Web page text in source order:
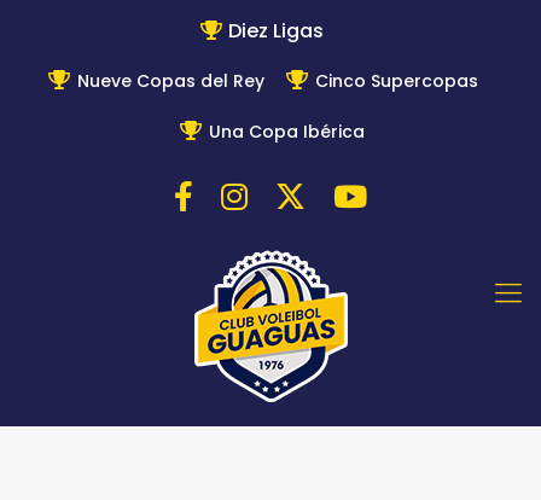
Diez Ligas
Nueve Copas del Rey Cinco Supercopas
Una Copa Ibérica